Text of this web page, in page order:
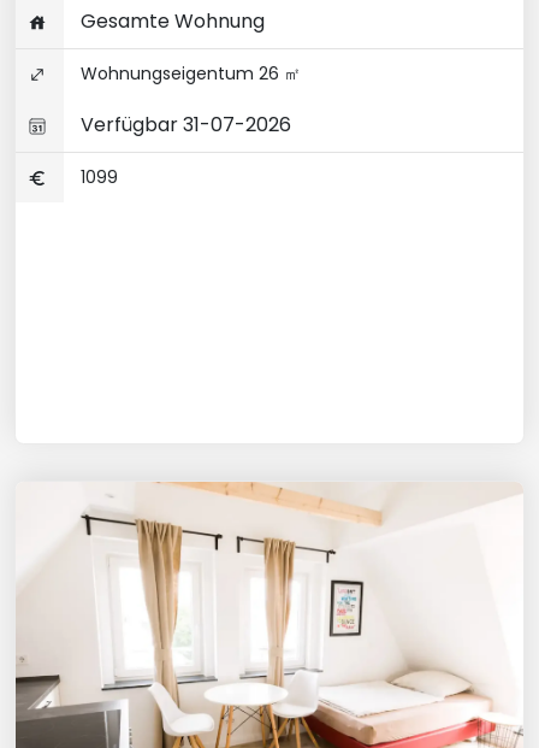
Gesamte Wohnung
Wohnungseigentum 26 ㎡
Verfügbar 31-07-2026
1099